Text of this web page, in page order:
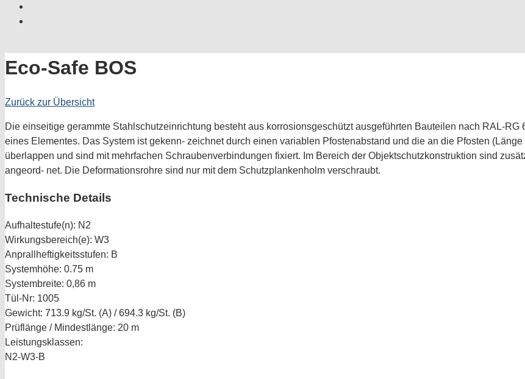
Eco-Safe BOS
Zurück zur Übersicht
Die einseitige gerammte Stahlschutzeinrichtung besteht aus korrosionsgeschützt ausgeführten Bauteilen nach RAL-
eines Elementes. Das System ist gekenn- zeichnet durch einen variablen Pfostenabstand und die an die Pfosten
überlappen und sind mit mehrfachen Schraubenverbindungen fixiert. Im Bereich der Objektschutzkonstruktion sind
angeord- net. Die Deformationsrohre sind nur mit dem Schutzplankenholm verschraubt.
Technische Details
Aufhaltestufe(n): N2
Wirkungsbereich(e): W3
Anprallheftigkeitsstufen: B
Systemhöhe: 0.75 m
Systembreite: 0,86 m
Tül-Nr: 1005
Gewicht: 713.9 kg/St. (A) / 694.3 kg/St. (B)
Prüflänge / Mindestlänge: 20 m
Leistungsklassen:
N2-W3-B